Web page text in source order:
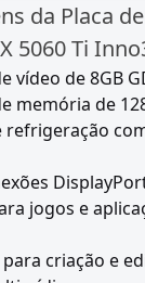
da Placa
5060 Ti
vídeo de 8GB
memória de
refrigeração
jogos e
criação e